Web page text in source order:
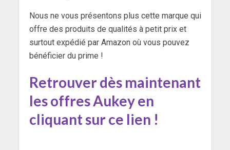
Nous ne vous présentons plus cette marque qui
offre des produits de qualités à petit prix et
surtout expédié par Amazon où vous pouvez
bénéficier du prime !
Retrouver dès maintenant
les offres Aukey en
cliquant sur ce lien !